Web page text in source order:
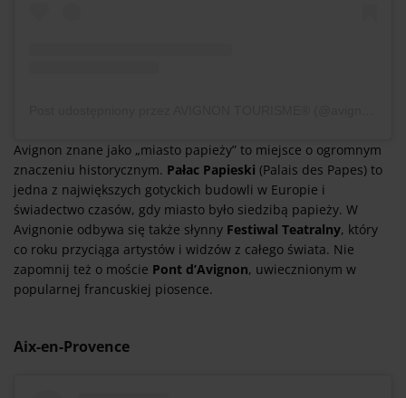
Avignon znane jako „miasto papieży” to miejsce o ogromnym
znaczeniu historycznym. Pałac Papieski (Palais des Papes) to
jedna z największych gotyckich budowli w Europie i
świadectwo czasów, gdy miasto było siedzibą papieży. W
Avignonie odbywa się także słynny Festiwal Teatralny, który
co roku przyciąga artystów i widzów z całego świata. Nie
zapomnij też o moście Pont d’Avignon, uwiecznionym w
popularnej francuskiej piosence.
Aix-en-Provence